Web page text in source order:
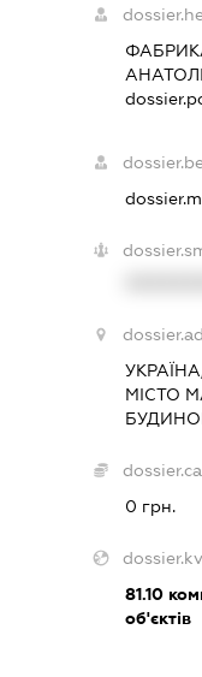
МІСТО
0 грн.
81.10
об'єктів